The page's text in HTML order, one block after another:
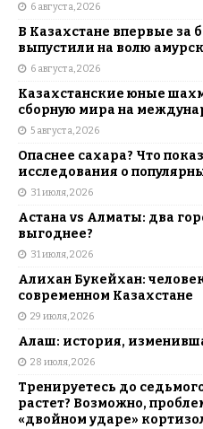
6 августа, 2026
В Казахстане впервые за
выпустили на волю
6 августа, 2026
Казахстанские юные
сборную мира на
5 августа, 2026
Опаснее сахара? Что
исследования о
31 июля, 2026
Астана vs Алматы: два
выгоднее?
31 июля, 2026
Алихан Букейхан:
современном Казахстане
29 июля, 2026
Алаш: история,
28 июля, 2026
Тренируетесь до
растет? Возможно,
«двойном ударе»